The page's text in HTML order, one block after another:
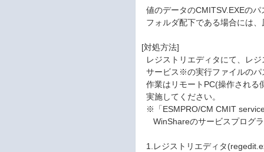
値のデータのCMITSV.EXEの
フォルダ配下である場合には
[対処方法]
レジストリエディタにて、レ
サービス※の実行ファイルのパ
作業はリモートPC(操作される
実施してください。
※「ESMPRO/CM CMIT
WinShareのサービスプログ
1.レジストリエディタ